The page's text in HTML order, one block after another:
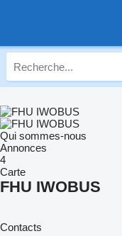
Qui sommes-nous
Annonces
4
Carte
FHU IWOBUS
Contacts